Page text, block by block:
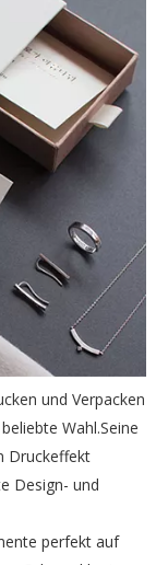
und Verpacken
Wahl.Seine
Druckeffekt
Design- und
perfekt auf